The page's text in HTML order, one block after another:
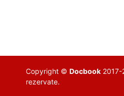
Copyright © Docbook
rezervate.